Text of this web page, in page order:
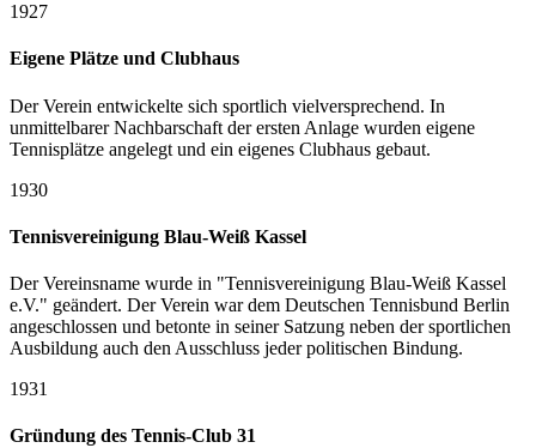
1927
Eigene Plätze und Clubhaus
Der Verein entwickelte sich sportlich vielversprechend. In
unmittelbarer Nachbarschaft der ersten Anlage wurden eigene
Tennisplätze angelegt und ein eigenes Clubhaus gebaut.
1930
Tennisvereinigung Blau-Weiß Kassel
Der Vereinsname wurde in "Tennisvereinigung Blau-Weiß Kassel
e.V." geändert. Der Verein war dem Deutschen Tennisbund Berlin
angeschlossen und betonte in seiner Satzung neben der sportlichen
Ausbildung auch den Ausschluss jeder politischen Bindung.
1931
Gründung des Tennis-Club 31